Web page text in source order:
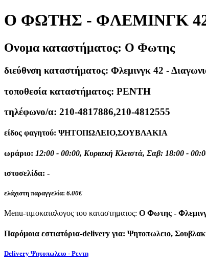
Ο ΦΩΤΗΣ - ΦΛΕΜΙΝΓΚ
Ονομα καταστήματος: Ο Φωτης
διεύθνση καταστήματος: Φλεμινγκ 42 -
τοποθεσία καταστήματος: ΡΕΝΤΗ
τηλέφωνο/α: 210-4817886,210-4812555
είδος φαγητού: ΨΗΤΟΠΩΛΕΙΟ,ΣΟΥΒΛΑΚΙΑ
ωράριο: 12:00 - 00:00, Κυριακή Κλειστά, Σαβ: 18:00 -
ιστοσελίδα: -
ελάχιστη παραγγελία: 6.00€
Menu-τιμοκαταλογος του καταστηματος: Ο Φωτης -
Παρόμοια εστιατόρια-delivery για: Ψητοπωλειο,
Delivery Ψητοπωλειο - Ρεντη